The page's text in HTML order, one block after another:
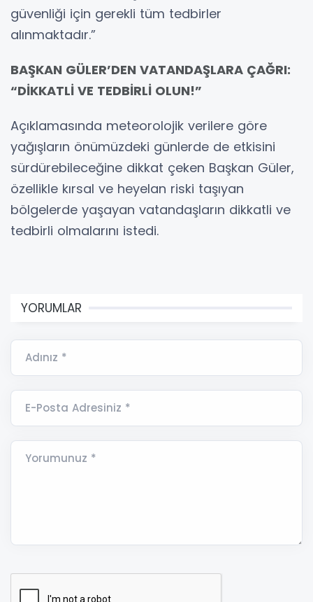
güvenliği için gerekli tüm tedbirler
alınmaktadır.”
BAŞKAN GÜLER’DEN VATANDAŞLARA ÇAĞRI:
“DİKKATLİ VE TEDBİRLİ OLUN!”
Açıklamasında meteorolojik verilere göre
yağışların önümüzdeki günlerde de etkisini
sürdürebileceğine dikkat çeken Başkan Güler,
özellikle kırsal ve heyelan riski taşıyan
bölgelerde yaşayan vatandaşların dikkatli ve
tedbirli olmalarını istedi.
YORUMLAR
Adınız *
E-Posta Adresiniz *
Yorumunuz *